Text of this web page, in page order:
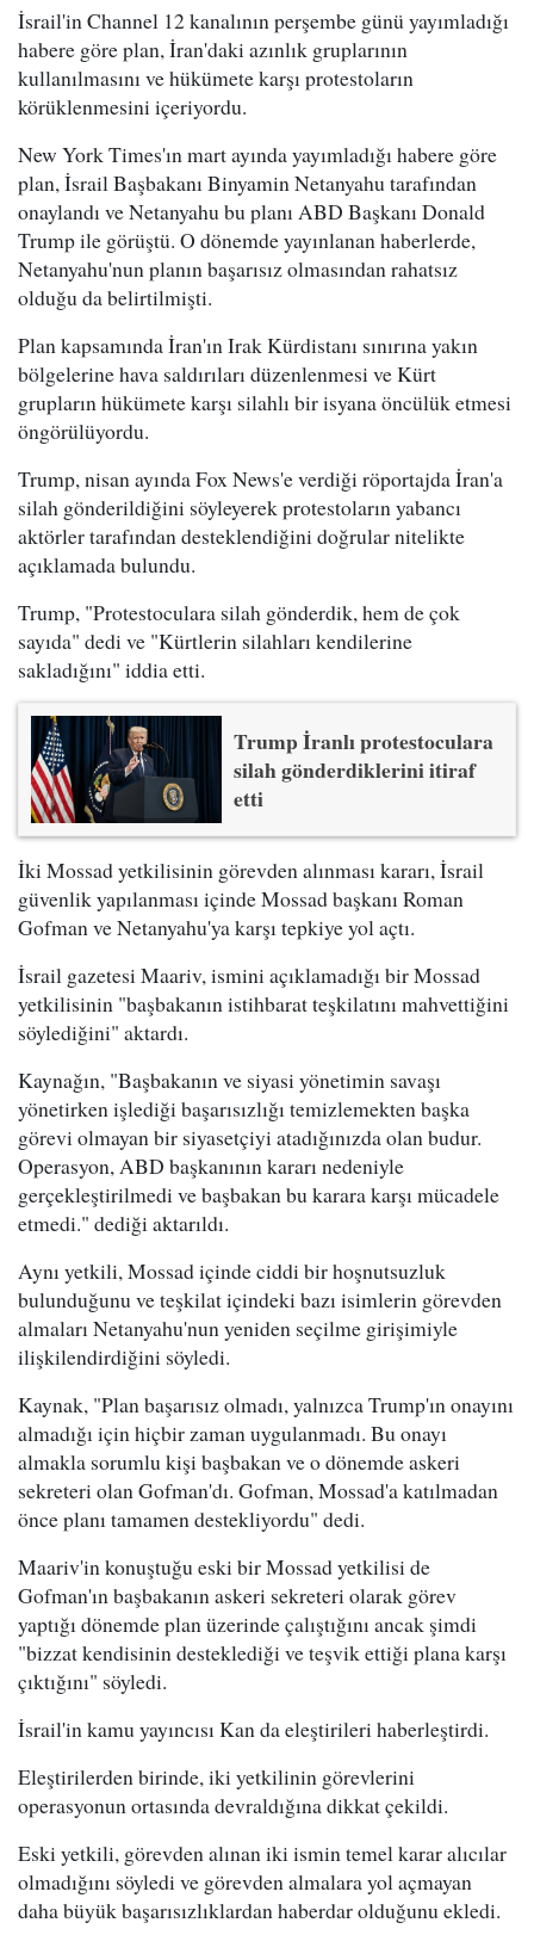
İsrail'in Channel 12 kanalının perşembe günü yayımladığı
habere göre plan, İran'daki azınlık gruplarının
kullanılmasını ve hükümete karşı protestoların
körüklenmesini içeriyordu.
New York Times'ın mart ayında yayımladığı habere göre
plan, İsrail Başbakanı Binyamin Netanyahu tarafından
onaylandı ve Netanyahu bu planı ABD Başkanı Donald
Trump ile görüştü. O dönemde yayınlanan haberlerde,
Netanyahu'nun planın başarısız olmasından rahatsız
olduğu da belirtilmişti.
Plan kapsamında İran'ın Irak Kürdistanı sınırına yakın
bölgelerine hava saldırıları düzenlenmesi ve Kürt
grupların hükümete karşı silahlı bir isyana öncülük etmesi
öngörülüyordu.
Trump, nisan ayında Fox News'e verdiği röportajda İran'a
silah gönderildiğini söyleyerek protestoların yabancı
aktörler tarafından desteklendiğini doğrular nitelikte
açıklamada bulundu.
Trump, "Protestoculara silah gönderdik, hem de çok
sayıda" dedi ve "Kürtlerin silahları kendilerine
sakladığını" iddia etti.
Trump İranlı protestoculara
silah gönderdiklerini itiraf
etti
İki Mossad yetkilisinin görevden alınması kararı, İsrail
güvenlik yapılanması içinde Mossad başkanı Roman
Gofman ve Netanyahu'ya karşı tepkiye yol açtı.
İsrail gazetesi Maariv, ismini açıklamadığı bir Mossad
yetkilisinin "başbakanın istihbarat teşkilatını mahvettiğini
söylediğini" aktardı.
Kaynağın, "Başbakanın ve siyasi yönetimin savaşı
yönetirken işlediği başarısızlığı temizlemekten başka
görevi olmayan bir siyasetçiyi atadığınızda olan budur.
Operasyon, ABD başkanının kararı nedeniyle
gerçekleştirilmedi ve başbakan bu karara karşı mücadele
etmedi." dediği aktarıldı.
Aynı yetkili, Mossad içinde ciddi bir hoşnutsuzluk
bulunduğunu ve teşkilat içindeki bazı isimlerin görevden
almaları Netanyahu'nun yeniden seçilme girişimiyle
ilişkilendirdiğini söyledi.
Kaynak, "Plan başarısız olmadı, yalnızca Trump'ın onayını
almadığı için hiçbir zaman uygulanmadı. Bu onayı
almakla sorumlu kişi başbakan ve o dönemde askeri
sekreteri olan Gofman'dı. Gofman, Mossad'a katılmadan
önce planı tamamen destekliyordu" dedi.
Maariv'in konuştuğu eski bir Mossad yetkilisi de
Gofman'ın başbakanın askeri sekreteri olarak görev
yaptığı dönemde plan üzerinde çalıştığını ancak şimdi
"bizzat kendisinin desteklediği ve teşvik ettiği plana karşı
çıktığını" söyledi.
İsrail'in kamu yayıncısı Kan da eleştirileri haberleştirdi.
Eleştirilerden birinde, iki yetkilinin görevlerini
operasyonun ortasında devraldığına dikkat çekildi.
Eski yetkili, görevden alınan iki ismin temel karar alıcılar
olmadığını söyledi ve görevden almalara yol açmayan
daha büyük başarısızlıklardan haberdar olduğunu ekledi.